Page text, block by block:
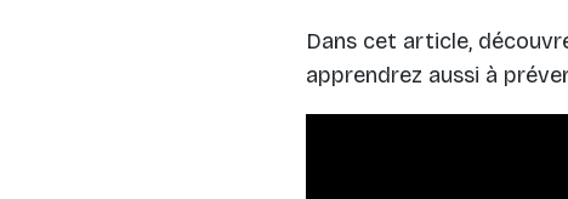
Dans cet article,
apprendrez aussi à